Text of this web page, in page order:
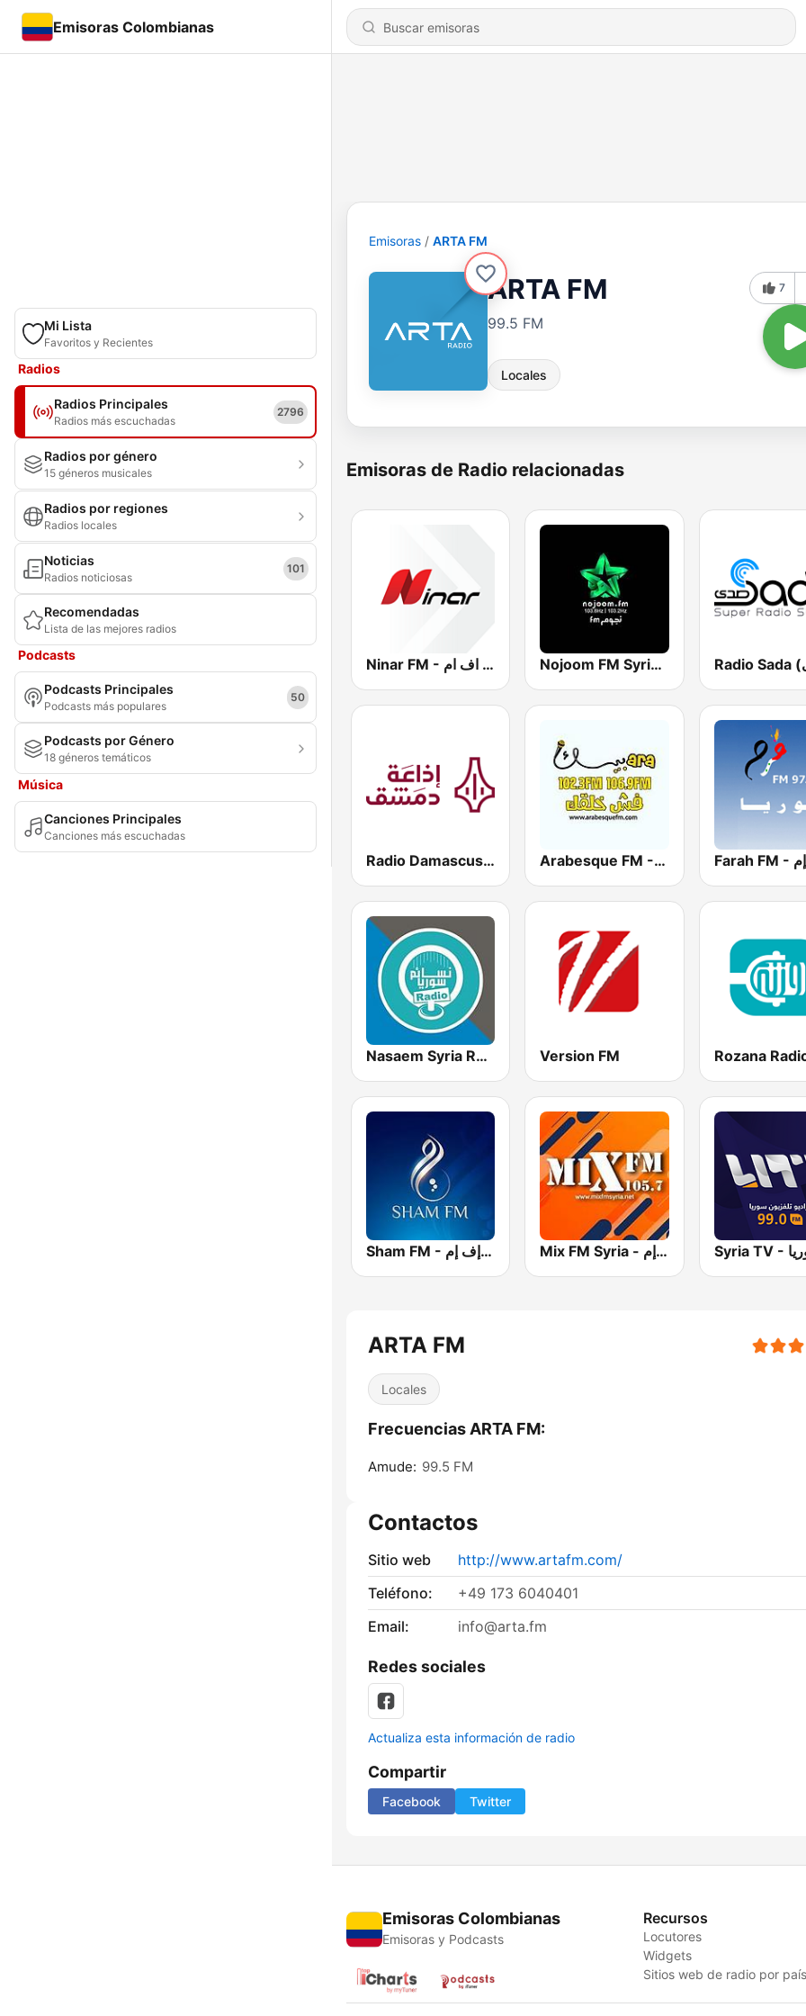
Emisoras Colombianas
Mi Lista
Favoritos y Recientes
Radios
Radios Principales
Radios más escuchadas
2796
Radios por género
15 géneros musicales
Radios por regiones
Radios locales
Noticias
Radios noticiosas
101
Recomendadas
Lista de las mejores radios
Podcasts
Podcasts Principales
Podcasts más populares
50
Podcasts por Género
18 géneros temáticos
Música
Canciones Principales
Canciones más escuchadas
Emisoras ARTA FM
ARTA FM
99.5 FM
Locales
7
Emisoras de Radio relacionadas
Ninar FM - نينار اف ام Nojoom FM Syria نجوم اف ام سوريا
Radio Damascus - راديو دمشق Arabesque FM - أرابيسك اف ام
Nasaem Syria Radio - راديو نسائم سوريا Version FM Rozana
Sham FM - إذاعة شام إف إم Mix FM Syria - ميكس إف إم
ARTA FM
Locales
Frecuencias ARTA FM:
Amude: 99.5 FM
Contactos
Sitio web
http://www.artafm.com/
Teléfono:
+49 173 6040401
Email:
info@arta.fm
Redes sociales
Actualiza esta información de radio
Compartir
Facebook Twitter
Emisoras Colombianas
Emisoras y Podcasts
Recursos
Locutores
Widgets
Sitios web de radio por país